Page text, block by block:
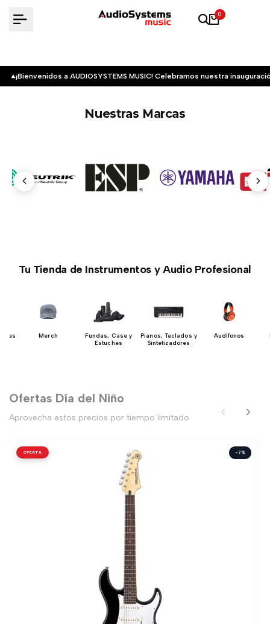
0
¡Bienvenidos a AUDIOSYSTEMS MUSIC! Celebramos nuestra
Nuestras Marcas
Tu Tienda de Instrumentos y Audio Profesional
Merch
Fundas, Case y
Estuches
Pianos, Teclados y
Sintetizadores
Audífonos
Ofertas Día del Niño
Aprovecha estos precios por tiempo limitado
OFERTA -7%